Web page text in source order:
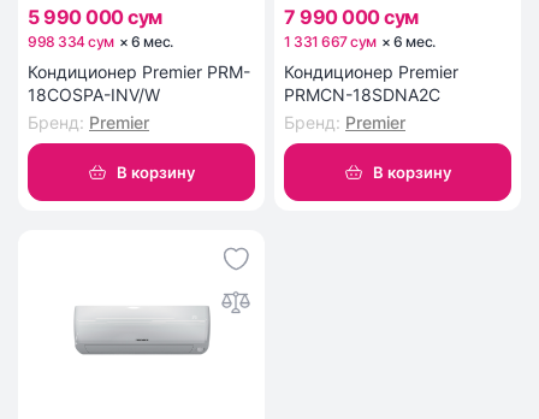
5 990 000 сум
998 334 сум ×6 мес.
Кондиционер Premier PRM-
18COSPA-INV/W
Бренд: Premier
В корзину
7 990 000 сум
1 331 667 сум ×6 мес.
Кондиционер Premier
PRMCN-18SDNA2C
Бренд: Premier
В корзину